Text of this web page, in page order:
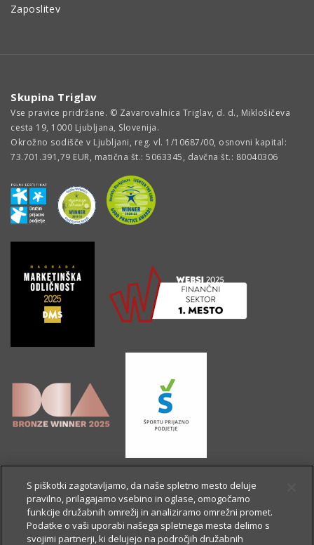
Zaposlitev
Skupina Triglav
Vse pravice pridržane. © Zavarovalnica Triglav, d. d., Miklošičeva
cesta 19, 1000 Ljubljana, Slovenija.
Okrožno sodišče v Ljubljani, reg. vl. 1/10687/00, osnovni kapital:
73.701.391,79 EUR, matična št.: 5063345, davčna št.: 80040306
S piškotki zagotavljamo, da naše spletno mesto deluje
pravilno, prilagajamo vsebino in oglase, omogočamo
funkcije družabnih omrežij in analiziramo omrežni promet.
Podatke o vaši uporabi našega spletnega mesta delimo s
svojimi partnerji, ki delujejo na področjih družabnih